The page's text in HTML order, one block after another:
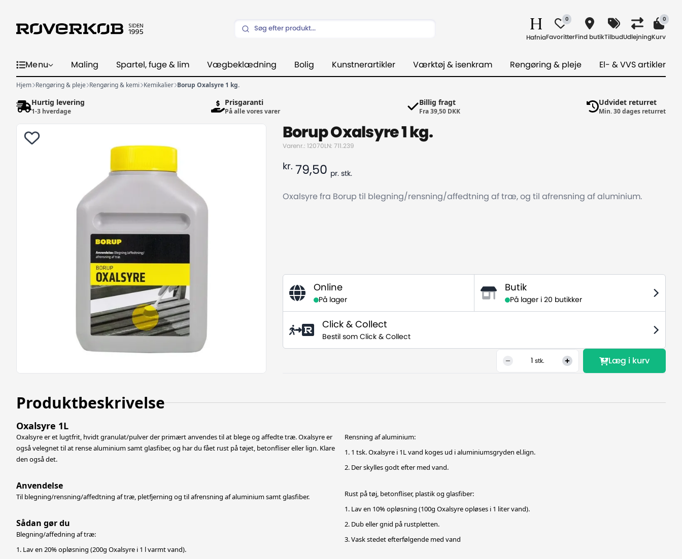
Hafnia
0
FavoritterFind butikTilbudUdlejning
0
Kurv
Menu Maling Spartel, fuge & lim Vægbeklædning Bolig Kunstnerartikler Værktøj & isenkram Rengøring & pleje El- & VVS artikler
Hjem Rengøring & pleje Rengøring & kemi Kemikalier Borup Oxalsyre 1 kg.
Hurtig levering
1-3 hverdage
Prisgaranti
På alle vores varer
Billig fragt
Fra 39,50 DKK
Udvidet returret
Min. 30 dages returret
Borup Oxalsyre 1 kg.
Varenr.: 12070LN: 711.239
kr. 79,50 pr. stk.
Oxalsyre fra Borup til blegning/rensning/affedtning af træ, og til afrensning af aluminium.
Online
På lager
Butik
På lager i 20 butikker
Click & Collect
Bestil som Click & Collect
1 stk. Læg i kurv
Produktbeskrivelse
Oxalsyre 1L
Oxalsyre er et lugtfrit, hvidt granulat/pulver der primært anvendes til at blege og affedte træ. Oxalsyre er
også velegnet til at rense aluminium samt glasfiber, og har du fået rust på tøjet, betonfliser eller lign. Klare
den også det.
Anvendelse
Til blegning/rensning/affedtning af træ, pletfjerning og til afrensning af aluminium samt glasfiber.
Sådan gør du
Blegning/affedning af træ:
1. Lav en 20% opløsning (200g Oxalsyre i 1 l varmt vand).
Rensning af aluminium:
1. 1 tsk. Oxalsyre i 1L vand koges ud i aluminiumsgryden el.lign.
2. Der skylles godt efter med vand.
Rust på tøj, betonfliser, plastik og glasfiber:
1. Lav en 10% opløsning (100g Oxalsyre opløses i 1 liter vand).
2. Dub eller gnid på rustpletten.
3. Vask stedet efterfølgende med vand